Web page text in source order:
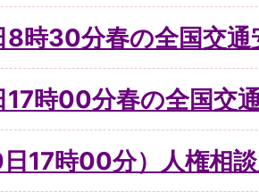
時30分春の全国交通
時00分春の全国交
日17時00分）人権相